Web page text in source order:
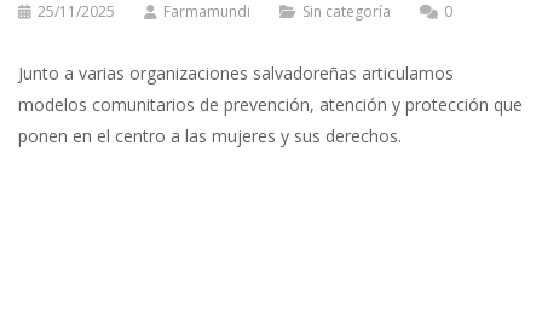
25/11/2025 Farmamundi Sin categoría 0
Junto a varias organizaciones salvadoreñas articulamos
modelos comunitarios de prevención, atención y protección que
ponen en el centro a las mujeres y sus derechos.